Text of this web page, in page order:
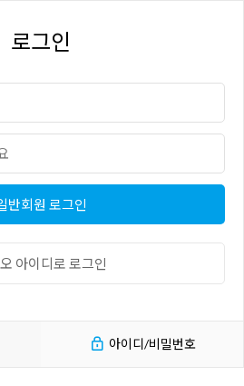
로그인
반회원 로그인
아이디로 로그인
아이디/비밀번호